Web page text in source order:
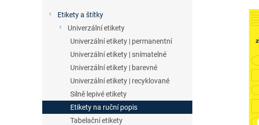
e
l
Etikety a štítky
Univerzální etikety
Univerzální etikety | permanentní
Univerzální etikety | snímatelné
Univerzální etikety | barevné
Univerzální etikety | recyklované
Silně lepivé etikety
Etikety na ruční popis
Tabelační etikety